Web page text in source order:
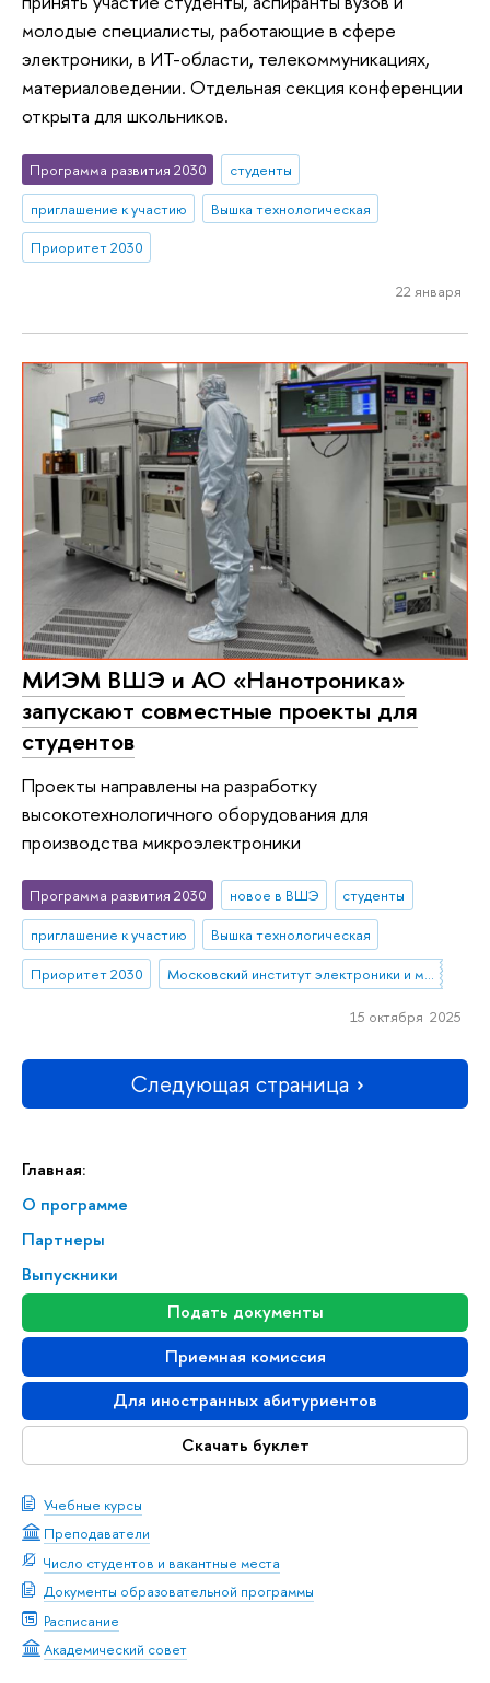
Главная:
О программе
Партнеры
Выпускники
Подать документы
Приемная комиссия
Для иностранных абитуриентов
Скачать буклет
Учебные курсы
Преподаватели
Число студентов и вакантные места
Документы образовательной программы
Расписание
Академический совет
молодые специалисты, работающие в сфере
электроники, в ИТ-области, телекоммуникациях,
материаловедении. Отдельная секция конференции
открыта для школьников.
Программа развития 2030
студенты
приглашение к участию
Вышка технологическая
Приоритет 2030
22 января
МИЭМ ВШЭ и АО «Нанотроника»
запускают совместные проекты для
студентов
Проекты направлены на разработку
высокотехнологичного оборудования для
производства микроэлектроники
Программа развития 2030 новое в ВШЭ
студенты
приглашение к участию
Вышка технологическая
Приоритет 2030
Московский институт электроники и математики им. А.Н. Тихонова
15 октября 2025
Следующая страница